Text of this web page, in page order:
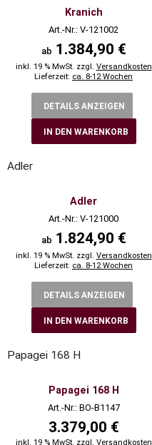
Kranich
Art.-Nr.: V-121002
ab 1.384,90 €
inkl. 19 % MwSt. zzgl. Versandkosten
Lieferzeit: ca. 8-12 Wochen
DETAILS ANZEIGEN
IN DEN WARENKORB
Adler
Adler
Art.-Nr.: V-121000
ab 1.824,90 €
inkl. 19 % MwSt. zzgl. Versandkosten
Lieferzeit: ca. 8-12 Wochen
DETAILS ANZEIGEN
IN DEN WARENKORB
Papagei 168 H
Papagei 168 H
Art.-Nr.: BO-B1147
3.379,00 €
inkl. 19 % MwSt. zzgl. Versandkosten